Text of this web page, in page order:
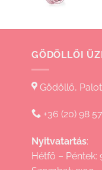
GÖDÖLLŐI
Gödöllő,
+36 (20) 98
Nyitvatartás:
Hétfő – Péntek: